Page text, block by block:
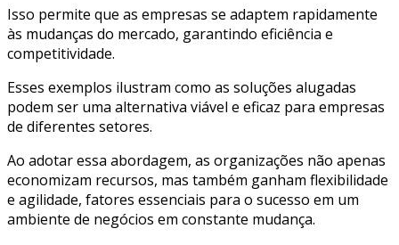
Isso permite que as empresas se adaptem rapidamente
às mudanças do mercado, garantindo eficiência e
competitividade.
Esses exemplos ilustram como as soluções alugadas
podem ser uma alternativa viável e eficaz para empresas
de diferentes setores.
Ao adotar essa abordagem, as organizações não apenas
economizam recursos, mas também ganham flexibilidade
e agilidade, fatores essenciais para o sucesso em um
ambiente de negócios em constante mudança.